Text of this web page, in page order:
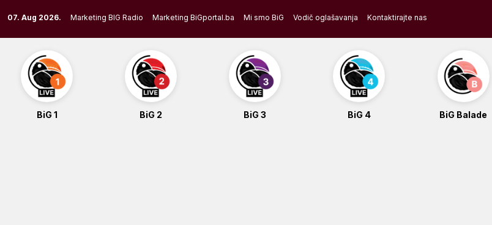
to
content
07. Aug 2026. Marketing BIG Radio Marketing BiGportal.ba Mi smo BiG Vodič oglašavanja Kontaktirajte nas
BiG 1 BiG 2 BiG 3 BiG 4 BiG Balade